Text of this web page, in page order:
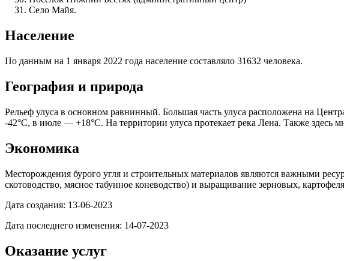
Село Майя.
Население
По данным на 1 января 2022 года население составляло 31632 человека.
География и природа
Рельеф улуса в основном равнинный. Большая часть улуса расположена на
-42°C, в июле — +18°C. На территории улуса протекает река Лена. Также
Экономика
Месторождения бурого угля и строительных материалов являются важными
скотоводство, мясное табунное коневодство) и выращивание зерновых,
Дата создания: 13-06-2023
Дата последнего изменения: 14-07-2023
Оказание услуг